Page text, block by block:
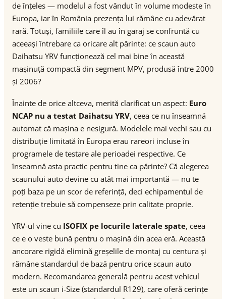
de înțeles — modelul a fost vândut în volume modeste în
Europa, iar în România prezența lui rămâne cu adevărat
rară. Totuși, familiile care îl au în garaj se confruntă cu
aceeași întrebare ca oricare alt părinte: ce scaun auto
Daihatsu YRV funcționează cel mai bine în această
mașinuță compactă din segment MPV, produsă între 2000
și 2006?
Înainte de orice altceva, merită clarificat un aspect: Euro
NCAP nu a testat Daihatsu YRV, ceea ce nu înseamnă
automat că mașina e nesigură. Modelele mai vechi sau cu
distribuție limitată în Europa erau rareori incluse în
programele de testare ale perioadei respective. Ce
înseamnă asta practic pentru tine ca părinte? Că alegerea
scaunului auto devine cu atât mai importantă — nu te
poți baza pe un scor de referință, deci echipamentul de
retenție trebuie să compenseze prin calitate proprie.
YRV-ul vine cu ISOFIX pe locurile laterale spate, ceea
ce e o veste bună pentru o mașină din acea eră. Această
ancorare rigidă elimină greșelile de montaj cu centura și
rămâne standardul de bază pentru orice scaun auto
modern. Recomandarea generală pentru acest vehicul
este un scaun i-Size (standardul R129), care oferă cerințe